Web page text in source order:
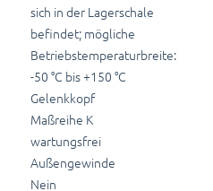
sich in der Lagerschale
befindet; mögliche
Betriebstemperaturbreite:
-50 °C bis +150 °C
Gelenkkopf
Maßreihe K
wartungsfrei
Außengewinde
Nein